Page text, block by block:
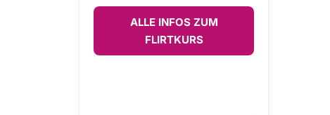
ALLE INFOS ZUM
FLIRTKURS